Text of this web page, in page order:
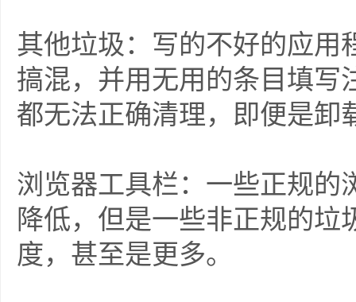
其他垃圾：写的不好的应
搞混，并用无用的条目填
都无法正确清理，即便是
浏览器工具栏：一些正规
降低，但是一些非正规的
度，甚至是更多。